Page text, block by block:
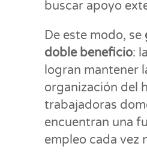
buscar apoyo
De este modo, se
doble beneficio:
logran mantener
organización del
trabajadoras
encuentran una
empleo cada vez